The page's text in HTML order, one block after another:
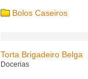
Bolos Caseiros
Torta Brigadeiro Belga
Docerias